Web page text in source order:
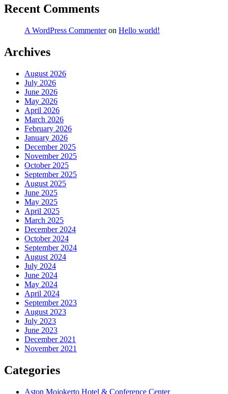
Recent Comments
A WordPress Commenteron Hello world!
Archives
August 2026
July 2026
June 2026
May 2026
April 2026
March 2026
February 2026
January 2026
December 2025
November 2025
October 2025
September 2025
August 2025
June 2025
May 2025
April 2025
March 2025
December 2024
October 2024
September 2024
August 2024
July 2024
June 2024
May 2024
April 2024
September 2023
August 2023
July 2023
June 2023
December 2021
November 2021
Categories
Aston Mojokerto Hotel & Conference Center